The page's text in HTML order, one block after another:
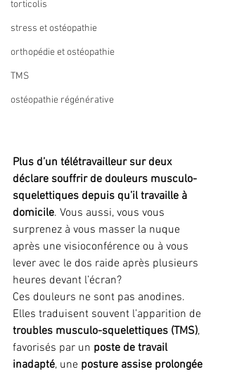
torticolis
stress et ostéopathie
orthopédie et ostéopathie
TMS
ostéopathie régénérative
Plus d’un télétravailleur sur deux
déclare souffrir de douleurs musculo-
squelettiques depuis qu’il travaille à
domicile. Vous aussi, vous vous
surprenez à vous masser la nuque
après une visioconférence ou à vous
lever avec le dos raide après plusieurs
heures devant l’écran?
Ces douleurs ne sont pas anodines.
Elles traduisent souvent l’apparition de
troubles musculo-squelettiques (TMS),
favorisés par un poste de travail
inadapté, une posture assise prolongée